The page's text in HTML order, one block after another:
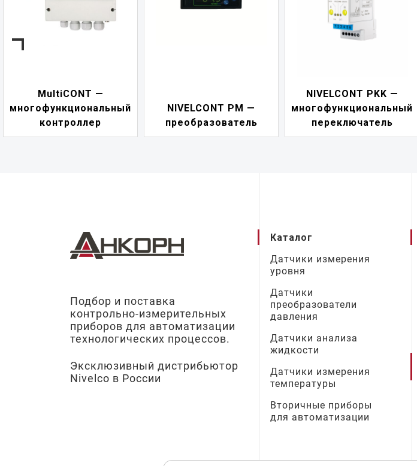
NIVELCONT PM —
преобразователь
многофункциональный
переключатель
NIVELCONT PGK —
барьер искрозащиты
Подбор и поставка
контрольно-измерительных
приборов для автоматизации
технологических процессов.
Эксклюзивный дистрибьютор
Nivelco в России
Каталог
Датчики измерения
уровня
Датчики
преобразователи
давления
Датчики анализа
жидкости
Датчики измерения
температуры
Вторичные приборы
для автоматизации